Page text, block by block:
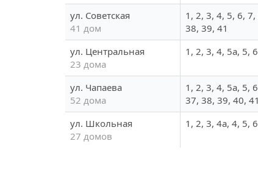
ул. Советская
41 дом
1, 2, 3, 4, 5, 6,
38, 39, 41
ул. Центральная
23 дома
1, 2, 3, 4, 5а, 5,
ул. Чапаева
52 дома
1, 2, 3, 4, 5а, 5,
37, 38, 39, 40,
ул. Школьная
27 домов
1, 2, 3, 4а, 4, 5,